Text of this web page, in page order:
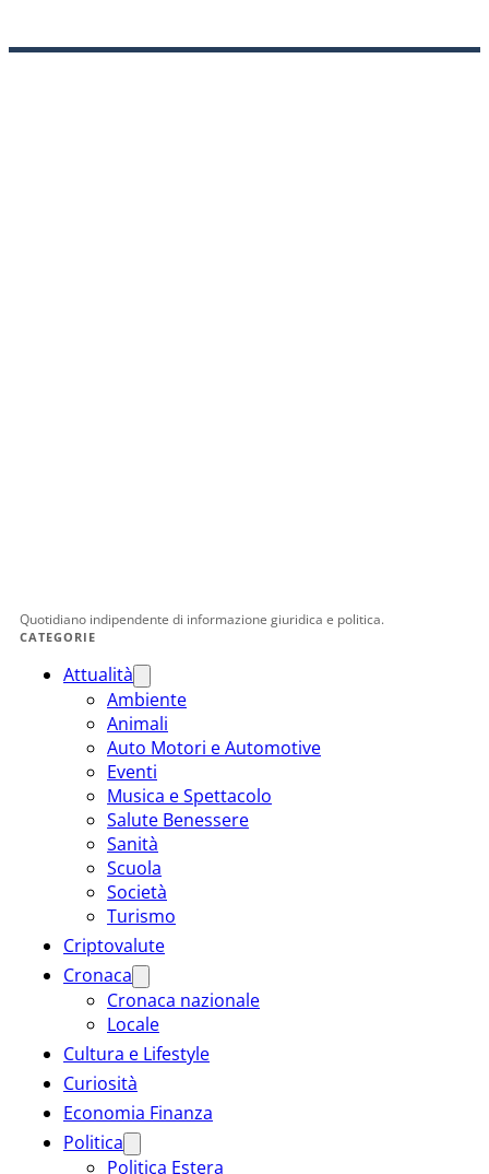
Quotidiano indipendente di informazione giuridica e politica.
CATEGORIE
Attualità
Ambiente
Animali
Auto Motori e Automotive
Eventi
Musica e Spettacolo
Salute Benessere
Sanità
Scuola
Società
Turismo
Criptovalute
Cronaca
Cronaca nazionale
Locale
Cultura e Lifestyle
Curiosità
Economia Finanza
Politica
Politica Estera